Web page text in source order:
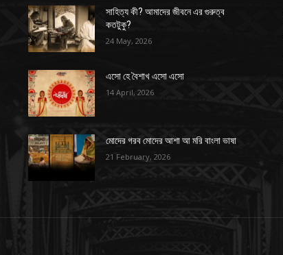
সাহিত্য কী? আমাদের জীবনে এর গুরুত্ব
কতটুকু?
24 May, 2026
এসো হে বৈশাখ এসো এসো
14 April, 2026
মোদের গরব মোদের আশা আ মরি বাংলা ভাষা
21 February, 2026